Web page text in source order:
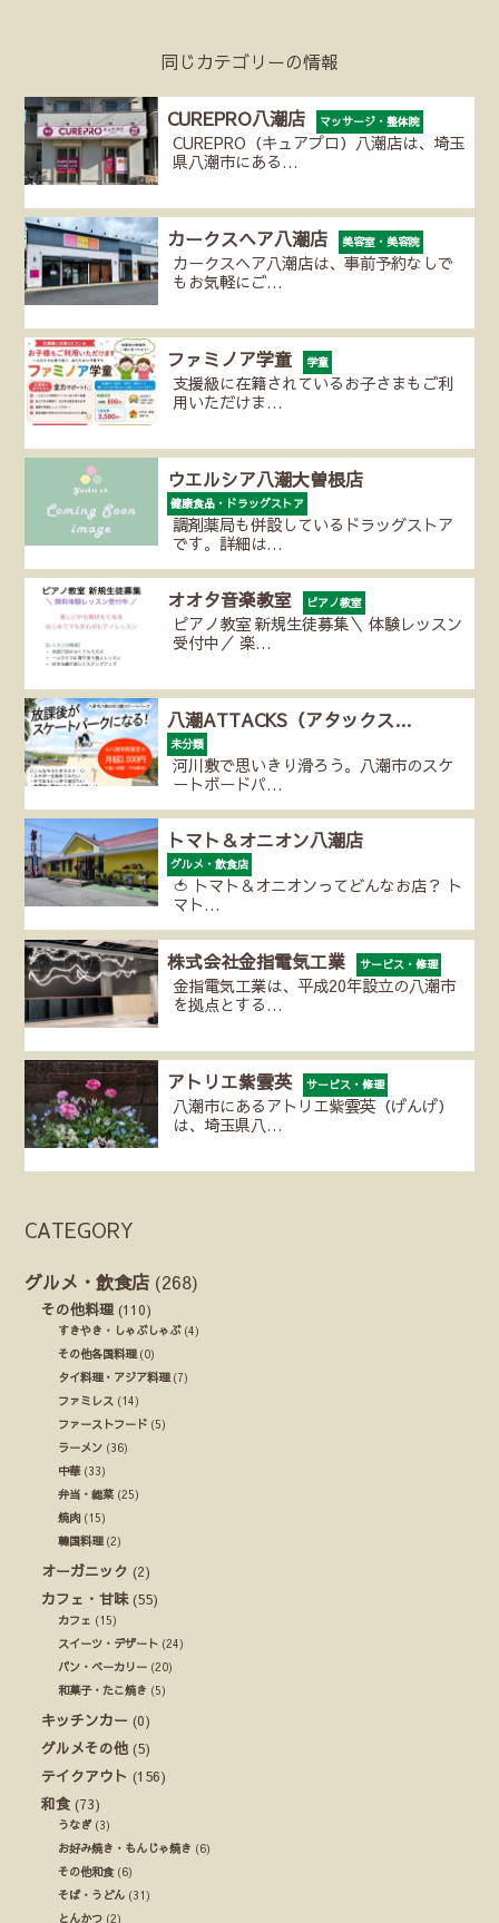
同じカテゴリーの情報
CUREPRO八潮店 マッサージ・整体院
CUREPRO（キュアプロ）八潮店は、埼玉
県八潮市にある…
カークスヘア八潮店 美容室・美容院
カークスヘア八潮店は、事前予約なしで
もお気軽にご…
ファミノア学童 学童
支援級に在籍されているお子さまもご利
用いただけま…
ウエルシア八潮大曽根店
健康食品・ドラッグストア
調剤薬局も併設しているドラッグストア
です。詳細は…
オオタ音楽教室 ピアノ教室
ピアノ教室 新規生徒募集＼ 体験レッスン
受付中／ 楽…
八潮ATTACKS（アタックス…
未分類
河川敷で思いきり滑ろう。八潮市のスケ
ートボードパ…
トマト＆オニオン八潮店
グルメ・飲食店
🍅 トマト＆オニオンってどんなお店？ ト
マト…
株式会社金指電気工業 サービス・修理
金指電気工業は、平成20年設立の八潮市
を拠点とする…
アトリエ紫雲英 サービス・修理
八潮市にあるアトリエ紫雲英（げんげ）
は、埼玉県八…
CATEGORY
グルメ・飲食店 (268)
その他料理 (110)
すきやき・しゃぶしゃぶ(4)
その他各国料理(0)
タイ料理・アジア料理(7)
ファミレス (14)
ファーストフード (5)
ラーメン (36)
中華(33)
弁当・総菜 (25)
焼肉 (15)
韓国料理(2)
オーガニック (2)
カフェ・甘味(55)
カフェ (15)
スイーツ・デザート (24)
パン・ベーカリー (20)
和菓子・たこ焼き (5)
キッチンカー (0)
グルメその他 (5)
テイクアウト (156)
和食 (73)
うなぎ(3)
お好み焼き・もんじゃ焼き (6)
その他和食(6)
そば・うどん (31)
とんかつ (2)